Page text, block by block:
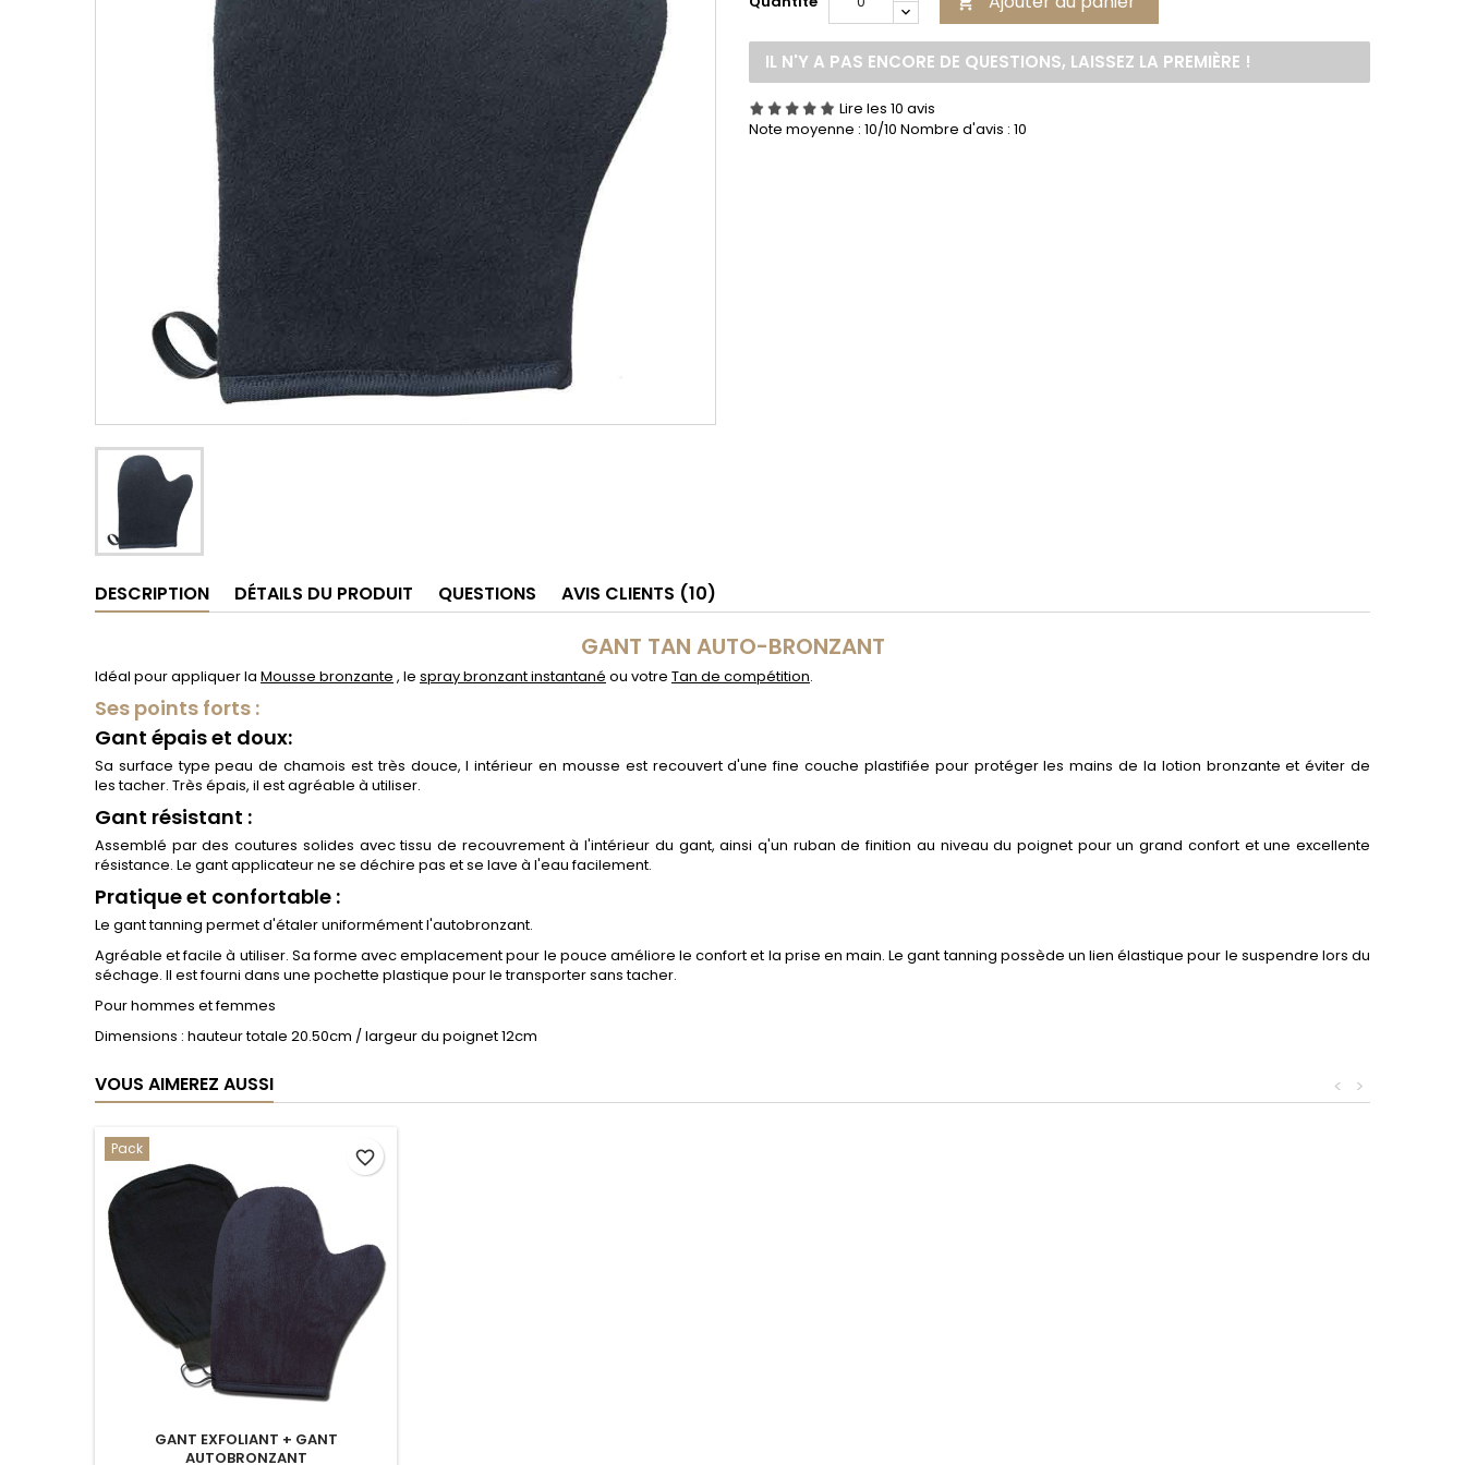
IL N'Y A PAS ENCORE DE QUESTIONS, LAISSEZ LA PREMIÈRE !
Lire les 10 avis
Note moyenne : 10/10 Nombre d'avis : 10
DESCRIPTION DÉTAILS DU PRODUIT QUESTIONS AVIS CLIENTS (10)
GANT TAN AUTO-BRONZANT
Idéal pour appliquer la Mousse bronzante , le spray bronzant instantané ou votre Tan de compétition.
Ses points forts :
Gant épais et doux:
Sa surface type peau de chamois est très douce, l intérieur en mousse est recouvert d'une fine couche plastifiée pour protéger les mains de la lotion bronzante et éviter de
les tacher. Très épais, il est agréable à utiliser.
Gant résistant :
Assemblé par des coutures solides avec tissu de recouvrement à l'intérieur du gant, ainsi q'un ruban de finition au niveau du poignet pour un grand confort et une excellente
résistance. Le gant applicateur ne se déchire pas et se lave à l'eau facilement.
Pratique et confortable :
Le gant tanning permet d'étaler uniformément l'autobronzant.
Agréable et facile à utiliser. Sa forme avec emplacement pour le pouce améliore le confort et la prise en main. Le gant tanning possède un lien élastique pour le suspendre lors du
séchage. Il est fourni dans une pochette plastique pour le transporter sans tacher.
Pour hommes et femmes
Dimensions : hauteur totale 20.50cm / largeur du poignet 12cm
VOUS AIMEREZ AUSSI >
<
Pack
GANT EXFOLIANT + GANT
AUTOBRONZANT
favorite_border